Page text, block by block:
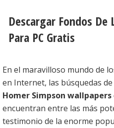
Descargar Fondos De
Para PC Gratis
En el maravilloso mundo de
en Internet, las búsquedas de
Homer Simpson wallpapers
encuentran entre las más
testimonio de la enorme